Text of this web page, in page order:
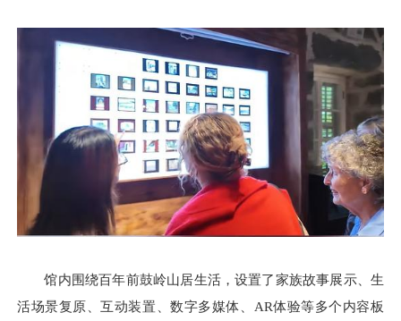
馆内围绕百年前鼓岭山居生活，设置了家族故事展示、生
活场景复原、互动装置、数字多媒体、AR体验等多个内容板